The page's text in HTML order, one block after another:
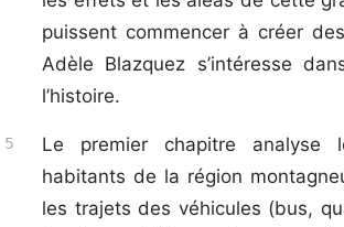
puissent commencer à créer
Adèle Blazquez s’intéresse
l’histoire.
Le premier chapitre analyse
habitants de la région
les trajets des véhicules (bus,